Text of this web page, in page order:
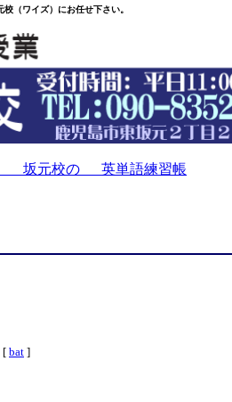
ワイズ）にお任せ下さい。
坂元校の 英単語練習帳
bat ]